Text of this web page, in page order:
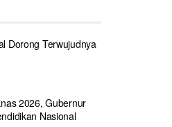
Dorong Terwujudnya
2026, Gubernur
Nasional